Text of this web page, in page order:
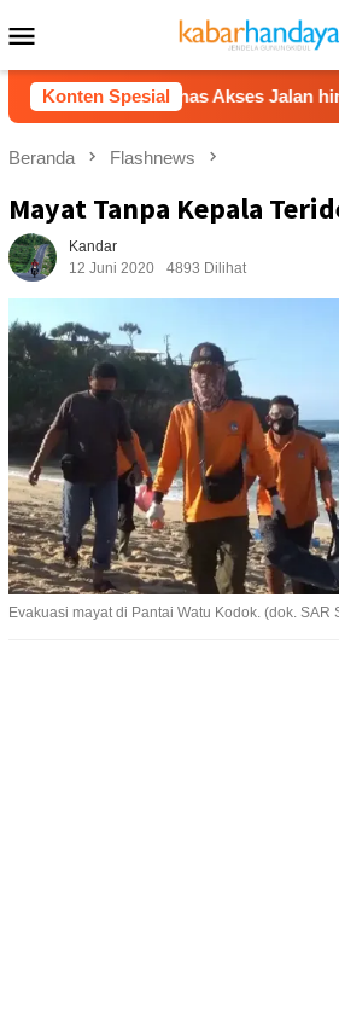
ke
kontenMobile
Konten Spesial
Bahas Akses Jalan hingga
Beranda Flashnews
Mayat Tanpa Kepala
Kandar
12 Juni 2020
4893 Dilihat
Evakuasi mayat di Pantai Watu Kodok. (dok. SAR